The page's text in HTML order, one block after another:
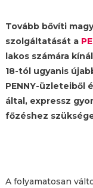
Tovább bővíti
szolgáltatását a
lakos számára
18-tól ugyanis
PENNY-üzleteiből
által, expressz
főzéshez
A folyamatosan